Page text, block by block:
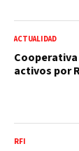
ACTUALIDAD
activos por
RFI